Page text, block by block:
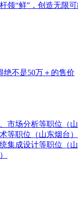
领“鲜”，创造无限
绝不是50万＋的售价
市场分析等职位（山
等职位（山东烟台）
集成设计等职位（山